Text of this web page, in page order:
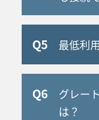
ンス（電
国際専用
適切な事
タの設定は
※拠点にIT担当
い場合には、
A利用可能です
前のIPをお
Q5 最低利
A原則1年間で
Q6 グレー
は？